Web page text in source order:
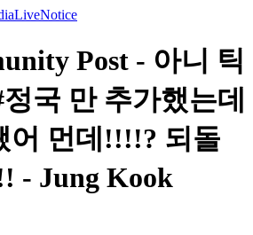
LiveNotice
Post - 아니 틱
국 만 추가했는데
어 먼데!!!!? 되돌
- Jung Kook